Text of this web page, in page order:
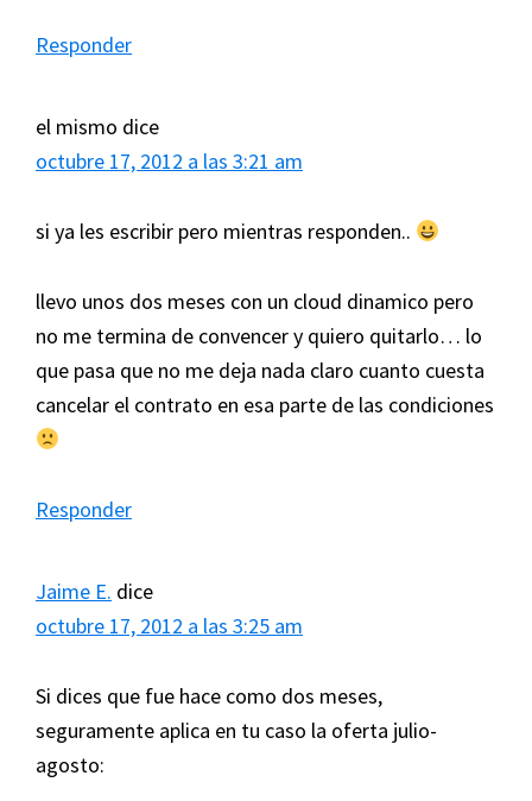
Responder
el mismo dice
octubre 17, 2012 a las 3:21 am
si ya les escribir pero mientras responden..
llevo unos dos meses con un cloud dinamico pero
no me termina de convencer y quiero quitarlo… lo
que pasa que no me deja nada claro cuanto cuesta
cancelar el contrato en esa parte de las condiciones
Responder
Jaime E. dice
octubre 17, 2012 a las 3:25 am
Si dices que fue hace como dos meses,
seguramente aplica en tu caso la oferta julio-
agosto: